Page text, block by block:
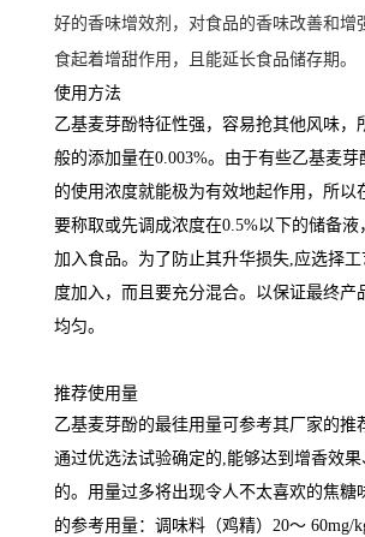
好的香味增效剂，对食品的香味改善和增
食起着增甜作用，且能延长食品储存期。
使用方法
乙基麦芽酚特征性强，容易抢其他风味，
般的添加量在0.003%。由于有些乙基麦
的使用浓度就能极为有效地起作用，所以
要称取或先调成浓度在0.5%以下的储备
加入食品。为了防止其升华损失,应选择
度加入，而且要充分混合。以保证最终产
均匀。
推荐使用量
乙基麦芽酚的最徍用量可参考其厂家的推
通过优选法试验确定的,能够达到增香效果
的。用量过多将出现令人不太喜欢的焦糖
的参考用量：调味料（鸡精）20～ 60mg/